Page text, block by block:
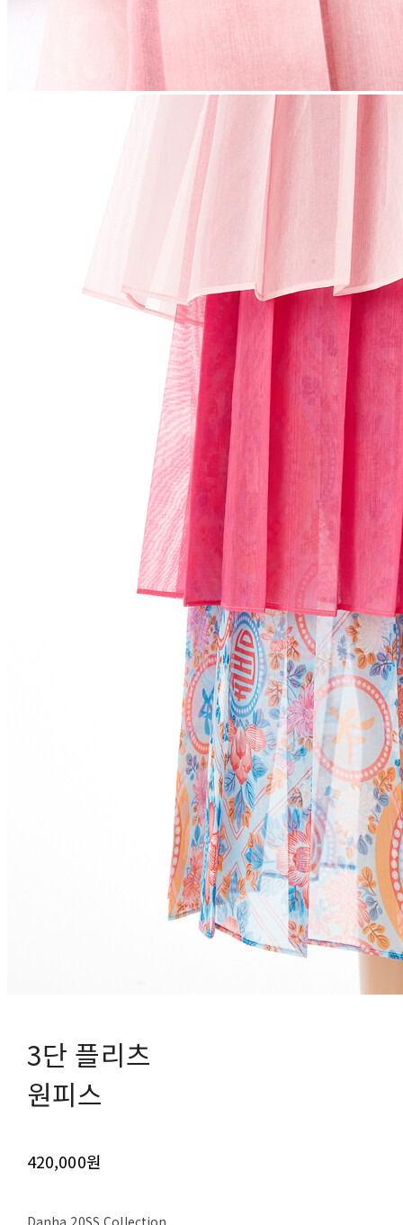
3단 플리츠
원피스
420,000원
Danha 20SS Collection